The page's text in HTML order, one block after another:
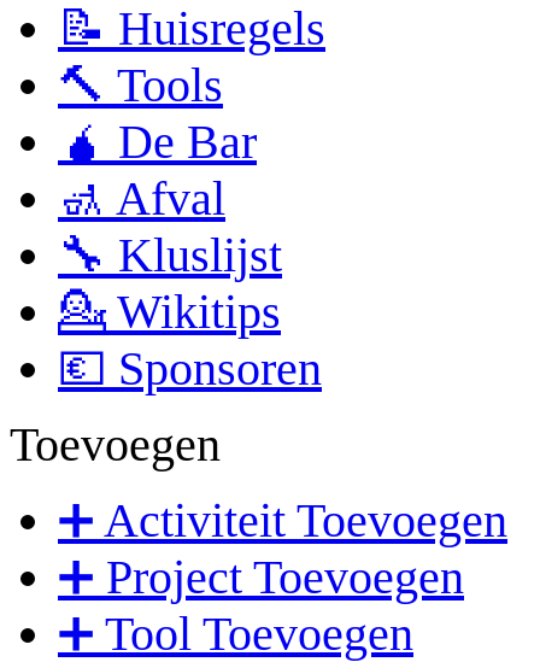
📝 Huisregels
🔨 Tools
🧉 De Bar
🚮 Afval
🔧 Kluslijst
💁 Wikitips
💶 Sponsoren
Toevoegen
➕ Activiteit Toevoegen
➕ Project Toevoegen
➕ Tool Toevoegen